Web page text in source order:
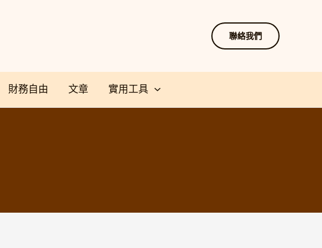
聯絡我們
財務自由 文章 實用工具